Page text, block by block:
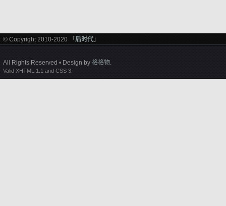
© Copyright 2010-2020 「 后时代 」
All Rights Reserved • Design by 格格物.
Valid XHTML 1.1 and CSS 3.